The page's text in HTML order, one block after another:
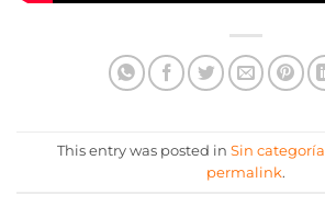
This entry was posted in Sin categoría
permalink.